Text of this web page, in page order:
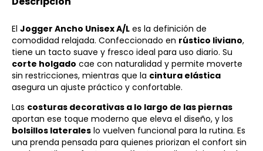
El Jogger Ancho Unisex A/L es la definición de
comodidad relajada. Confeccionado en rústico liviano,
tiene un tacto suave y fresco ideal para uso diario. Su
corte holgado cae con naturalidad y permite moverte
sin restricciones, mientras que la cintura elástica
asegura un ajuste práctico y confortable.
Las costuras decorativas a lo largo de las piernas
aportan ese toque moderno que eleva el diseño, y los
bolsillos laterales lo vuelven funcional para la rutina. Es
una prenda pensada para quienes priorizan el confort sin